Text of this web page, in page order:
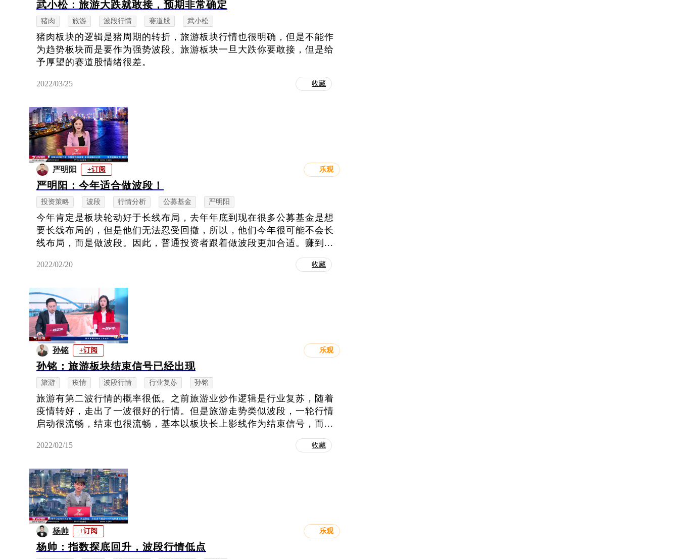
武小松：旅游大跌就敢接，预期非常确定
猪肉 旅游 波段行情 赛道股 武小松
猪肉板块的逻辑是猪周期的转折，旅游板块行情也很明确，但是不能作
为趋势板块而是要作为强势波段。旅游板块一旦大跌你要敢接，但是给
予厚望的赛道股情绪很差。
2022/03/25 收藏
严明阳 +订阅 乐观
严明阳：今年适合做波段！
投资策略 波段 行情分析 公募基金 严明阳
今年肯定是板块轮动好于长线布局，去年年底到现在很多公募基金是想
要长线布局的，但是他们无法忍受回撤，所以，他们今年很可能不会长
线布局，而是做波段。因此，普通投资者跟着做波段更加合适。赚到...
2022/02/20 收藏
孙铭 +订阅 乐观
孙铭：旅游板块结束信号已经出现
旅游 疫情 波段行情 行业复苏 孙铭
旅游有第二波行情的概率很低。之前旅游业炒作逻辑是行业复苏，随着
疫情转好，走出了一波很好的行情。但是旅游走势类似波段，一轮行情
启动很流畅，结束也很流畅，基本以板块长上影线作为结束信号，而...
2022/02/15 收藏
杨帅 +订阅 乐观
杨帅：指数探底回升，波段行情低点